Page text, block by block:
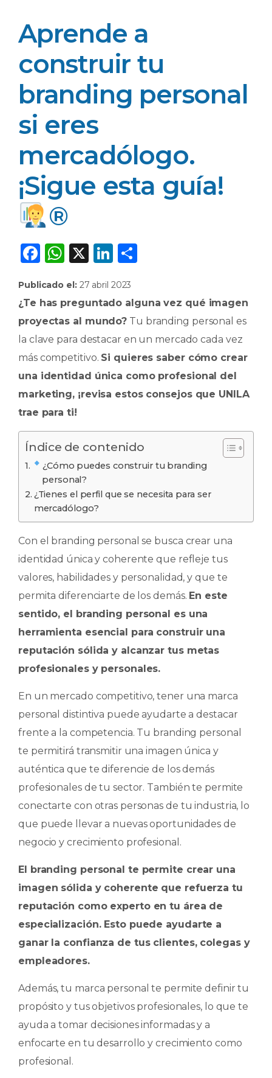
Aprende a
construir tu
branding personal
si eres
mercadólogo.
¡Sigue esta guía!
®️
F
c
e
b
o
o
k
W
a
ts
A
p
p
X
Li
k
e
dI
n
p
ar
ti
r
Publicado el: 27 abril 2023
¿Te has preguntado alguna vez qué imagen
proyectas al mundo? Tu branding personal es
la clave para destacar en un mercado cada vez
más competitivo. Si quieres saber cómo crear
una identidad única como profesional del
marketing, ¡revisa estos consejos que UNILA
trae para ti!
Índice de contenido
¿Cómo puedes construir tu branding
personal?
¿Tienes el perfil que se necesita para ser
mercadólogo?
Con el branding personal se busca crear una
identidad única y coherente que refleje tus
valores, habilidades y personalidad, y que te
permita diferenciarte de los demás. En este
sentido, el branding personal es una
herramienta esencial para construir una
reputación sólida y alcanzar tus metas
profesionales y personales.
En un mercado competitivo, tener una marca
personal distintiva puede ayudarte a destacar
frente a la competencia. Tu branding personal
te permitirá transmitir una imagen única y
auténtica que te diferencie de los demás
profesionales de tu sector. También te permite
conectarte con otras personas de tu industria, lo
que puede llevar a nuevas oportunidades de
negocio y crecimiento profesional.
El branding personal te permite crear una
imagen sólida y coherente que refuerza tu
reputación como experto en tu área de
especialización. Esto puede ayudarte a
ganar la confianza de tus clientes, colegas y
empleadores.
Además, tu marca personal te permite definir tu
propósito y tus objetivos profesionales, lo que te
ayuda a tomar decisiones informadas y a
enfocarte en tu desarrollo y crecimiento como
profesional.